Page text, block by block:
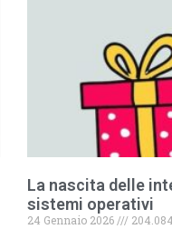
La nascita delle
sistemi operativi
24 Gennaio 2026